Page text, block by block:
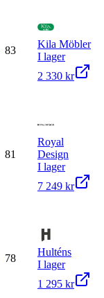
83
Kila Möbler
I lager
2 330 kr
81
Royal
Design
I lager
7 249 kr
78
Hulténs
I lager
1 295 kr